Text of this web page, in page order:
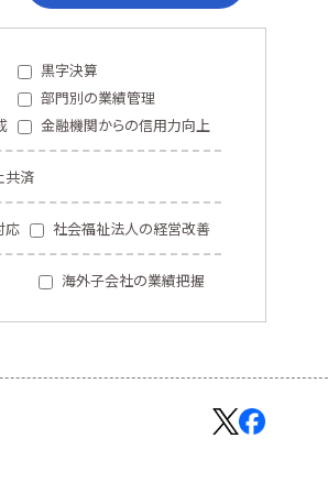
黒字決算
部門別の業績管理
金融機関からの信用力向上
共済
応 社会福祉法人の経営改善
海外子会社の業績把握